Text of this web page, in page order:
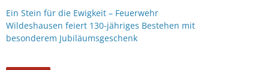
Ein Stein für die Ewigkeit – Feuerwehr
Wildeshausen feiert 130-jähriges Bestehen mit
besonderem Jubiläumsgeschenk